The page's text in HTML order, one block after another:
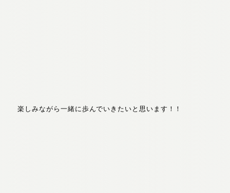
楽しみながら一緒に歩んでいきたいと思います！！